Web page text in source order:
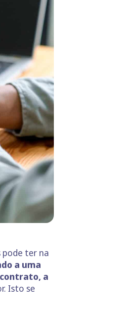
ter na
a uma
a
Isto se